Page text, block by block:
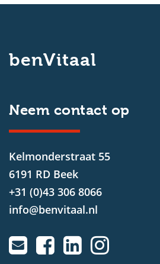
benVitaal
Neem contact op
Kelmonderstraat 55
6191 RD Beek
+31 (0)43 306 8066
info@benvitaal.nl